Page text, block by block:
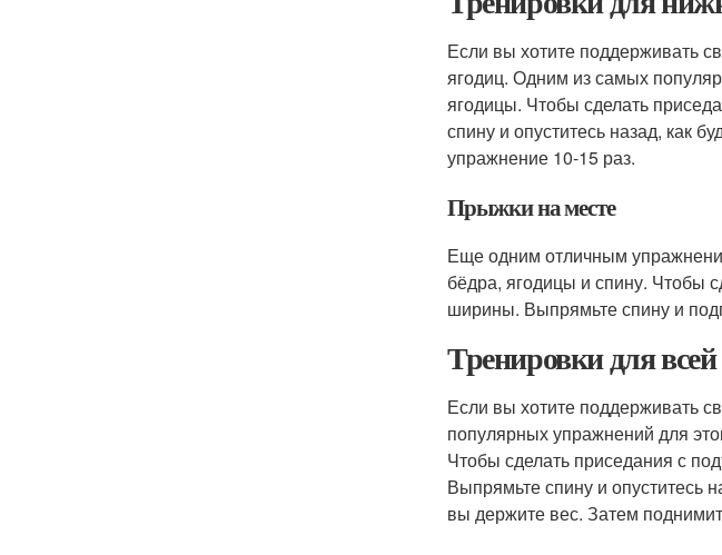
Если вы хотите поддерживать
ягодиц. Одним из самых
ягодицы. Чтобы сделать
спину и опуститесь назад, как
упражнение 10-15 раз.
Прыжки на месте
Еще одним отличным
бёдра, ягодицы и спину. Чтобы
ширины. Выпрямьте спину и
Тренировки для
Если вы хотите поддерживать
популярных упражнений для
Чтобы сделать приседания с
Выпрямьте спину и опуститесь
вы держите вес. Затем